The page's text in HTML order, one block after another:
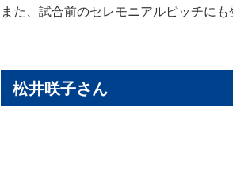
また、試合前のセレモニアルピッチにも
松井咲子さん